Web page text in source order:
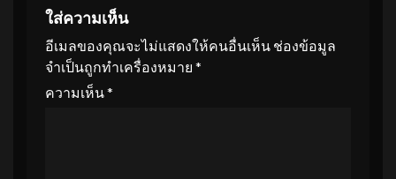
ใส่ความเห็น
อีเมลของคุณจะไม่แสดงให้คนอื่นเห็น ช่องข้อมูล
จำเป็นถูกทำเครื่องหมาย *
ความเห็น*